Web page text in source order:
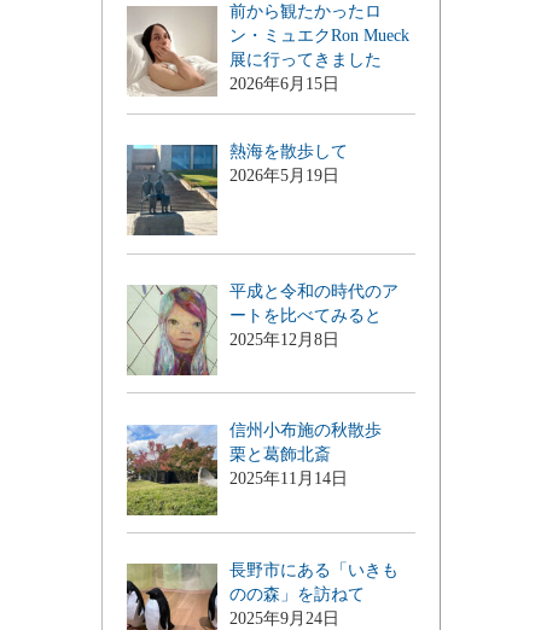
前から観たかったロ
ン・ミュエクRon Mueck
展に行ってきました
2026年6月15日
熱海を散歩して
2026年5月19日
平成と令和の時代のア
ートを比べてみると
2025年12月8日
信州小布施の秋散歩
栗と葛飾北斎
2025年11月14日
長野市にある「いきも
のの森」を訪ねて
2025年9月24日